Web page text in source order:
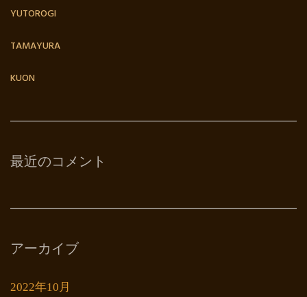
YUTOROGI
TAMAYURA
KUON
最近のコメント
アーカイブ
2022年10月